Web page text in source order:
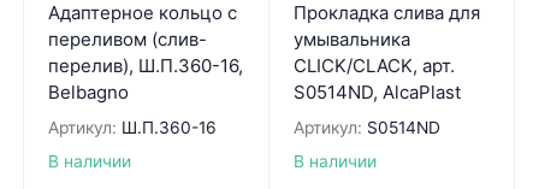
Адаптерное кольцо с
переливом (слив-
перелив), Ш.П.360-16,
Belbagno
Артикул: Ш.П.360-16
В наличии
Прокладка слива для
умывальника
CLICK/CLACK, арт.
S0514ND, AlcaPlast
Артикул: S0514ND
В наличии